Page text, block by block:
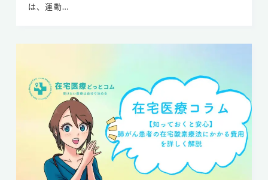
は、運動…